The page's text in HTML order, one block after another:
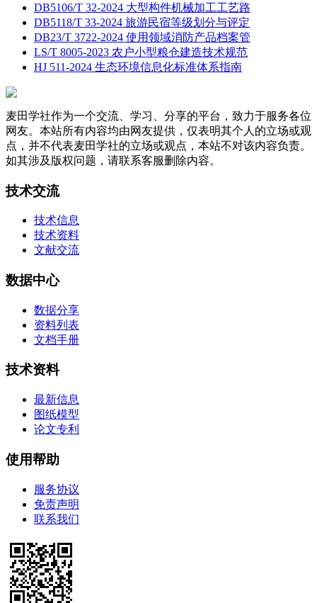
DB5106/T 32-2024 大型构件机械加工工艺路
DB5118/T 33-2024 旅游民宿等级划分与评定
DB23/T 3722-2024 使用领域消防产品档案管
LS/T 8005-2023 农户小型粮仓建造技术规范
HJ 511-2024 生态环境信息化标准体系指南
麦田学社作为一个交流、学习、分享的平台，致力于服务各位
网友。本站所有内容均由网友提供，仅表明其个人的立场或观
点，并不代表麦田学社的立场或观点，本站不对该内容负责。
如其涉及版权问题，请联系客服删除内容。
技术交流
技术信息
技术资料
文献交流
数据中心
数据分享
资料列表
文档手册
技术资料
最新信息
图纸模型
论文专利
使用帮助
服务协议
免责声明
联系我们